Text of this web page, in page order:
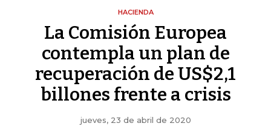
HACIENDA
La Comisión Europea
contempla un plan de
recuperación de US$2,1
billones frente a crisis
jueves, 23 de abril de 2020